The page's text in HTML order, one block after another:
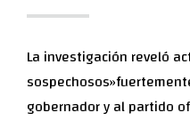
La investigación reveló
gobernador y al partido